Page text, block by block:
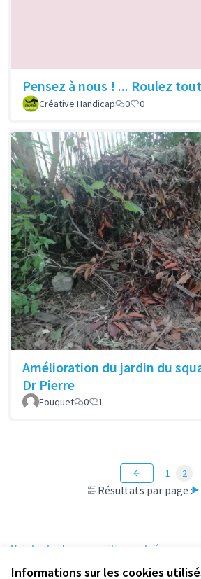
Informations sur les cookies
Pensez à nous ! ... Roulez
Créative Handicap
0 0
Amélioration du jardin du
Dr Pierre
Fouquet 0 1
Résultats par page :
1 2
Voir toutes les propositions retirées